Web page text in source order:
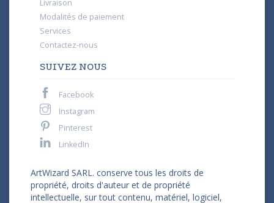
Livraison
Modalités de paiement
Services
Contactez-nous
SUIVEZ NOUS
Facebook
Instagram
Pinterest
LinkedIn
ArtWizard SARL. conserve tous les droits de
propriété, droits d'auteur et de propriété
intellectuelle, sur tout contenu, matériel, logiciel,